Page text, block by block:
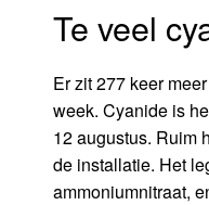
Te veel
Er zit 277 keer
week. Cyanide is
12 augustus. Ruim
de installatie. Het
ammoniumnitraat,